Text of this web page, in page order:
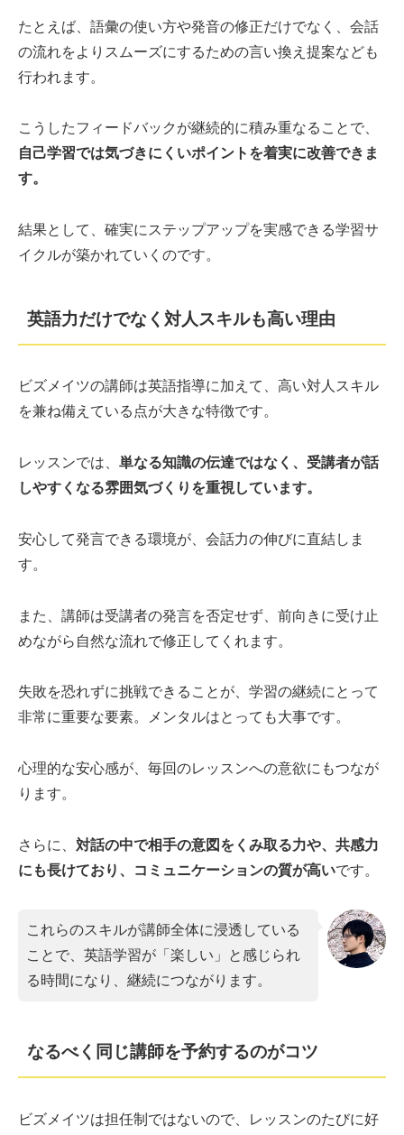
たとえば、語彙の使い方や発音の修正だけでなく、会話
の流れをよりスムーズにするための言い換え提案なども
行われます。
こうしたフィードバックが継続的に積み重なることで、
自己学習では気づきにくいポイントを着実に改善できま
す。
結果として、確実にステップアップを実感できる学習サ
イクルが築かれていくのです。
英語力だけでなく対人スキルも高い理由
ビズメイツの講師は英語指導に加えて、高い対人スキル
を兼ね備えている点が大きな特徴です。
レッスンでは、 単なる知識の伝達ではなく、受講者が話
しやすくなる雰囲気づくりを重視しています。
安心して発言できる環境が、会話力の伸びに直結しま
す。
また、講師は受講者の発言を否定せず、前向きに受け止
めながら自然な流れで修正してくれます。
失敗を恐れずに挑戦できることが、学習の継続にとって
非常に重要な要素。メンタルはとっても大事です。
心理的な安心感が、毎回のレッスンへの意欲にもつなが
ります。
さらに、 対話の中で相手の意図をくみ取る力や、共感力
にも長けており、コミュニケーションの質が高いです。
これらのスキルが講師全体に浸透している
ことで、英語学習が「楽しい」と感じられ
る時間になり、継続につながります。
なるべく同じ講師を予約するのがコツ
ビズメイツは担任制ではないので、レッスンのたびに好